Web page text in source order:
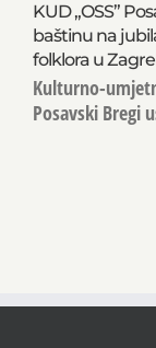
KUD „OSS”
baštinu na
folklora u
Kulturno-
Posavski Bregi